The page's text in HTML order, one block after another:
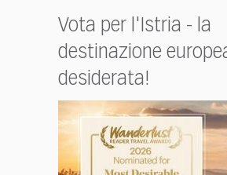
Vota per l'Istria - la
destinazione
desiderata!